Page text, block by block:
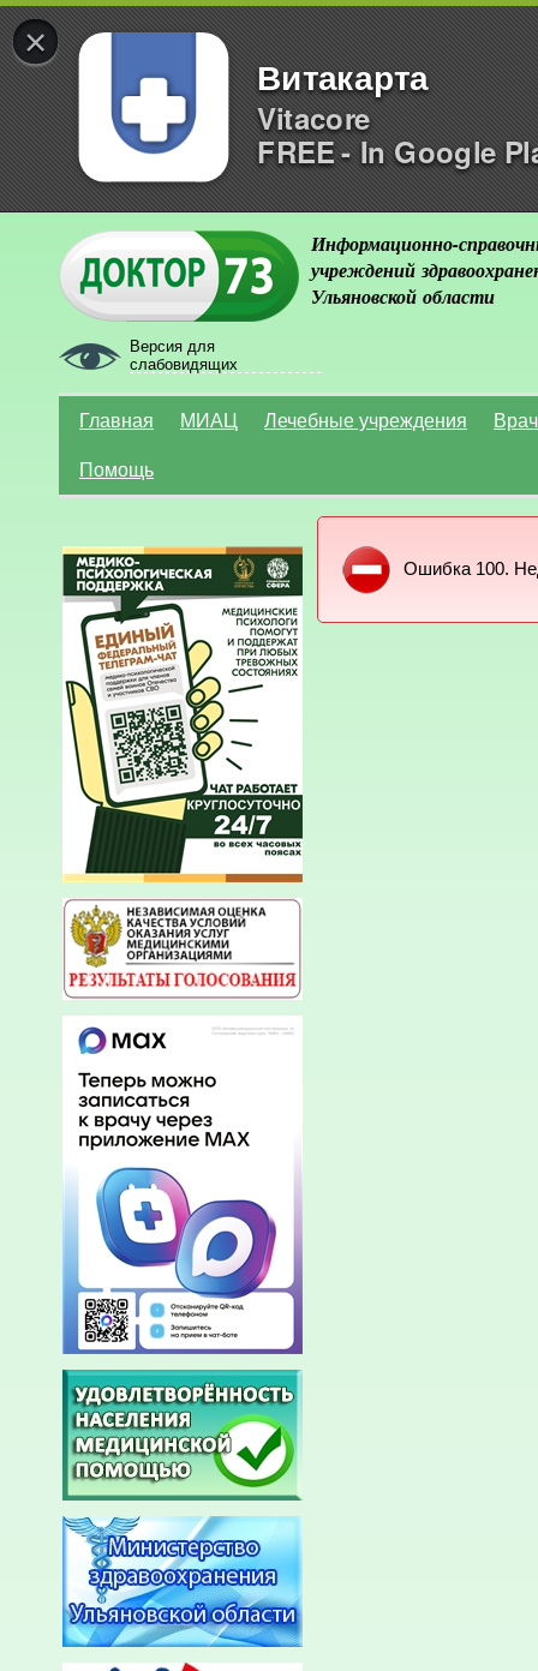
×
Витакарта
Vitacore
FREE - In Google
Версия для
слабовидящих
Информационно-
учреждений
Ульяновской области
Главная МИАЦ Лечебные учреждения
Помощь
Ошибка 100.